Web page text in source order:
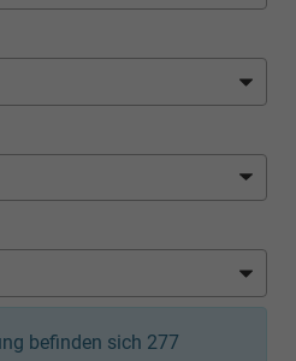
befinden sich 277